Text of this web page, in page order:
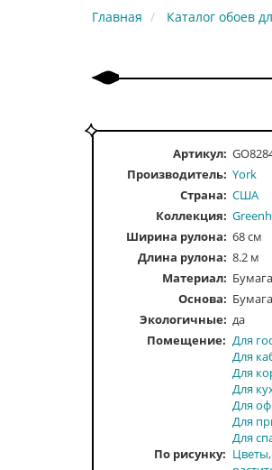
Главная Каталог обоев
Артикул:
Производитель: York
Страна: США
Коллекция:
Ширина рулона: 68 см
Длина рулона: 8.2 м
Материал: Бумага
Основа: Бумага
Экологичные: да
Помещение
Для
Для
Для
Для
Для
Для
Для
По рисунку
Цветы,